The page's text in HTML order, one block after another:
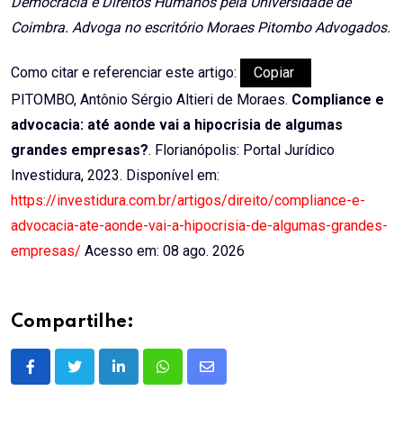
Coimbra. Advoga no escritório Moraes Pitombo Advogados.
Como citar e referenciar este artigo:
Copiar
PITOMBO, Antônio Sérgio Altieri de Moraes. Compliance e
advocacia: até aonde vai a hipocrisia de algumas
grandes empresas?. Florianópolis: Portal Jurídico
Investidura, 2023. Disponível em:
https://investidura.com.br/artigos/direito/compliance-e-
advocacia-ate-aonde-vai-a-hipocrisia-de-algumas-grandes-
empresas/ Acesso em: 08 ago. 2026
Compartilhe:
LinkedInWhatsappShare